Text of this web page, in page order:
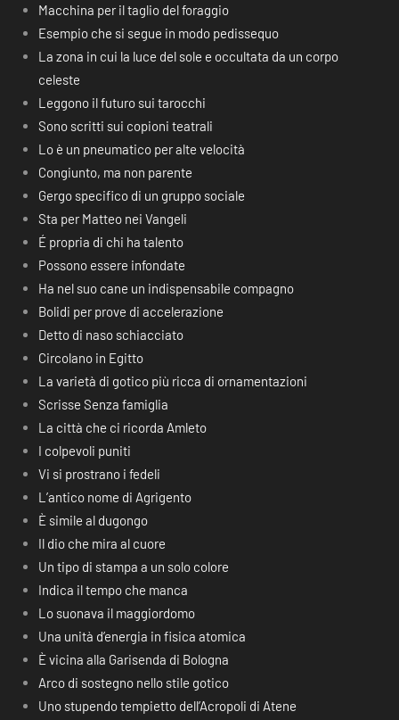
Macchina per il taglio del foraggio
Esempio che si segue in modo pedissequo
La zona in cui la luce del sole e occultata da un corpo
celeste
Leggono il futuro sui tarocchi
Sono scritti sui copioni teatrali
Lo è un pneumatico per alte velocità
Congiunto, ma non parente
Gergo specifico di un gruppo sociale
Sta per Matteo nei Vangeli
É propria di chi ha talento
Possono essere infondate
Ha nel suo cane un indispensabile compagno
Bolidi per prove di accelerazione
Detto di naso schiacciato
Circolano in Egitto
La varietà di gotico più ricca di ornamentazioni
Scrisse Senza famiglia
La città che ci ricorda Amleto
I colpevoli puniti
Vi si prostrano i fedeli
L’antico nome di Agrigento
È simile al dugongo
Il dio che mira al cuore
Un tipo di stampa a un solo colore
Indica il tempo che manca
Lo suonava il maggiordomo
Una unità d’energia in fisica atomica
È vicina alla Garisenda di Bologna
Arco di sostegno nello stile gotico
Uno stupendo tempietto dell’Acropoli di Atene